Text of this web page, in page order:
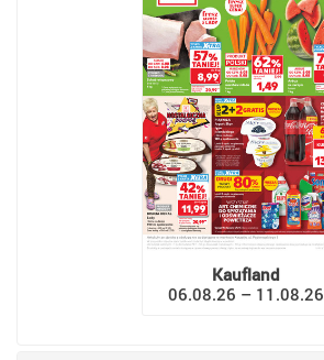
Kaufland
06.08.26 – 11.08.26